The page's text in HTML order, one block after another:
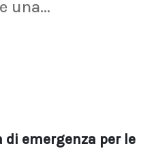
una...
emergenza per le